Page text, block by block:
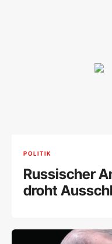
POLITIK
Russischer
droht